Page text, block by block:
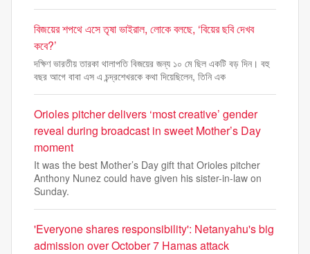
বিজয়ের শপথে এসে তৃষা ভাইরাল, লোকে বলছে, ‘বিয়ের ছবি দেখব
কবে?’
দক্ষিণ ভারতীয় তারকা থালাপতি বিজয়ের জন্য ১০ মে ছিল একটি বড় দিন। বহু
বছর আগে বাবা এস এ চন্দ্রশেখরকে কথা দিয়েছিলেন, তিনি এক
Orioles pitcher delivers ‘most creative’ gender
reveal during broadcast in sweet Mother’s Day
moment
It was the best Mother’s Day gift that Orioles pitcher
Anthony Nunez could have given his sister-in-law on
Sunday.
'Everyone shares responsibility': Netanyahu's big
admission over October 7 Hamas attack